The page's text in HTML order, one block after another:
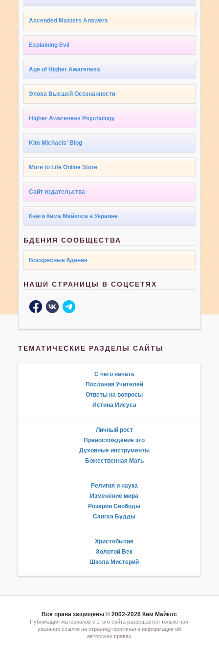
Ascended Masters Answers
Explaining Evil
Age of Higher Awareness
Эпоха Высшей Осознанности
Higher Awareness Psychology
Kim Michaels' Blog
More to Life Online Store
Сайт издательства
Книги Кима Майклса в Украине
БДЕНИЯ СООБЩЕСТВА
Воскресные бдения
НАШИ СТРАНИЦЫ В СОЦСЕТЯХ
ТЕМАТИЧЕСКИЕ РАЗДЕЛЫ САЙТЫ
С чего начать
Послания Учителей
Ответы на вопросы
Истина Иисуса
Личный рост
Превосхождение эго
Духовные инструменты
Божественная Мать
Религия и наука
Изменение мира
Розарии Свободы
Сангха Будды
Христобытие
Золотой Век
Школа Мистерий
Все права защищены © 2002-2026 Ким Майклс
Публикация материалов с этого сайта разрешается только при
указании ссылки на страницу-оригинал и информации об
авторских правах